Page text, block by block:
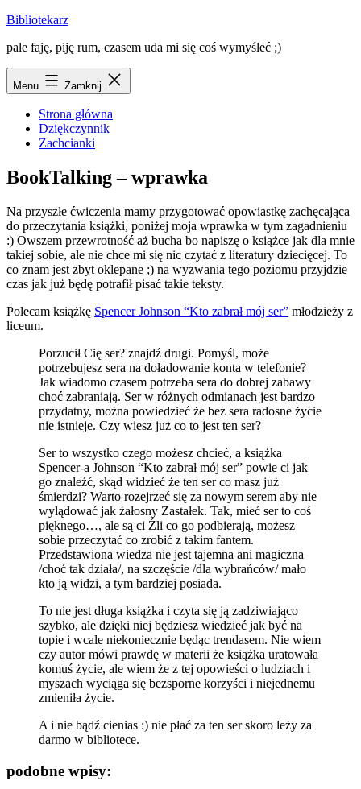
Przejdź
treści
Bibliotekarz
pale faję, piję rum, czasem uda mi się coś wymyśleć ;)
Menu Zamknij
Strona główna
Dziękczynnik
Zachcianki
BookTalking – wprawka
Na przyszłe ćwiczenia mamy przygotować opowiastkę zachęcająca
do przeczytania książki, poniżej moja wprawka w tym zagadnieniu
:) Owszem przewrotność aż bucha bo napiszę o książce jak dla mnie
takiej sobie, ale nie chce mi się nic czytać z literatury dziecięcej. To
co znam jest zbyt oklepane ;) na wyzwania tego poziomu przyjdzie
czas jak już będę potrafił pisać takie teksty.
Polecam książkę Spencer Johnson “Kto zabrał mój ser” młodzieży z
liceum.
Porzucił Cię ser? znajdź drugi. Pomyśl, może
potrzebujesz sera na doładowanie konta w telefonie?
Jak wiadomo czasem potrzeba sera do dobrej zabawy
choć zabraniają. Ser w różnych odmianach jest bardzo
przydatny, można powiedzieć że bez sera radosne życie
nie istnieje. Czy wiesz już co to jest ten ser?
Ser to wszystko czego możesz chcieć, a książka
Spencer-a Johnson “Kto zabrał mój ser” powie ci jak
go znaleźć, skąd widzieć że ten ser co masz już
śmierdzi? Warto rozejrzeć się za nowym serem aby nie
wylądować jak żałosny Zastałek. Tak, mieć ser to coś
pięknego…, ale są ci Źli co go podbierają, możesz
sobie przeczytać co zrobić z takim fantem.
Przedstawiona wiedza nie jest tajemna ani magiczna
/choć tak działa/, na szczęście /dla wybrańców/ mało
kto ją widzi, a tym bardziej posiada.
To nie jest długa książka i czyta się ją zadziwiająco
szybko, ale dzięki niej będziesz wiedzieć jak być na
topie i wcale niekoniecznie będąc trendasem. Nie wiem
czy autor mówi prawdę w materii że książka uratowała
komuś życie, ale wiem że z tej opowieści o ludziach i
myszach wyciąga się bezsporne korzyści i niejednemu
zmieniła życie.
A i nie bądź cienias :) nie płać za ten ser skoro leży za
darmo w bibliotece.
podobne wpisy: